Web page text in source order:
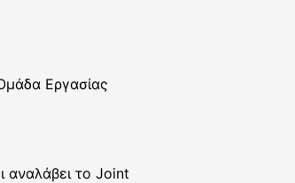
Εργασίας
αναλάβει το Joint